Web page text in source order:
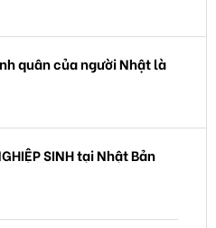
quân của người Nhật là
SINH tại Nhật Bản